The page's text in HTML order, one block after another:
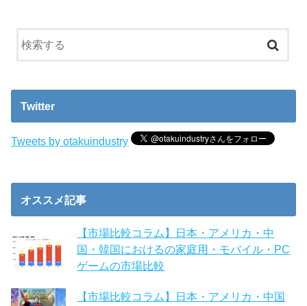
Twitter
Tweets by otakuindustry
オススメ記事
【市場比較コラム】日本・アメリカ・中
国・韓国におけるの家庭用・モバイル・PC
ゲームの市場比較
【市場比較コラム】日本・アメリカ・中国